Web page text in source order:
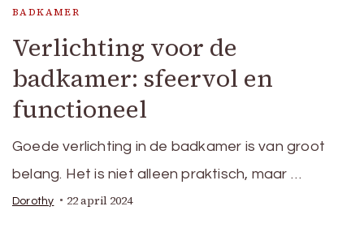
BADKAMER
Verlichting voor de
badkamer: sfeervol en
functioneel
Goede verlichting in de badkamer is van groot
belang. Het is niet alleen praktisch, maar …
Dorothy 22 april 2024